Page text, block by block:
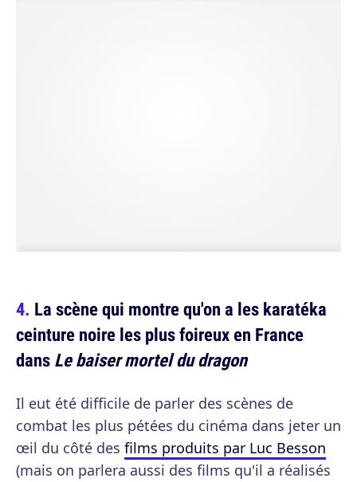
La scène qui montre qu'on a les karatéka
ceinture noire les plus foireux en France
dansLe baiser mortel du dragon
Il eut été difficile de parler des scènes de
combat les plus pétées du cinéma dans jeter un
œil du côté des films produits par Luc Besson
(mais on parlera aussi des films qu'il a réalisés